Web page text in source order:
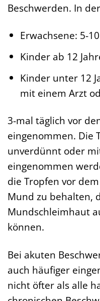
Beschwerden. In
Erwachsene: 5-
Kinder ab 12
Kinder unter 12
mit einem Arzt
3-mal täglich vor
eingenommen. Die
unverdünnt oder
eingenommen
die Tropfen vor
Mund zu behalten,
Mundschleimhaut
können.
Bei akuten
auch häufiger
nicht öfter als alle